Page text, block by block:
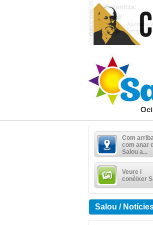
Com
com anar
Salou a...
Veure i
conèixer
Salou /